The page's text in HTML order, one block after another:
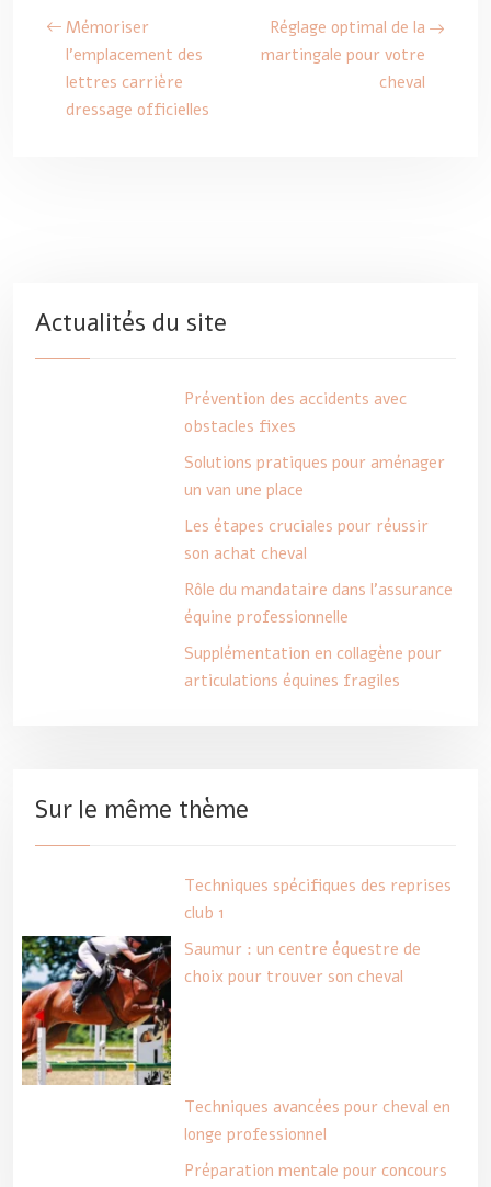
Mémoriser
l’emplacement des
lettres carrière
dressage officielles
Réglage optimal de la
martingale pour votre
cheval
Actualités du site
Prévention des accidents avec
obstacles fixes
Solutions pratiques pour aménager
un van une place
Les étapes cruciales pour réussir
son achat cheval
Rôle du mandataire dans l’assurance
équine professionnelle
Supplémentation en collagène pour
articulations équines fragiles
Sur le même thème
Techniques spécifiques des reprises
club 1
Saumur : un centre équestre de
choix pour trouver son cheval
Techniques avancées pour cheval en
longe professionnel
Préparation mentale pour concours